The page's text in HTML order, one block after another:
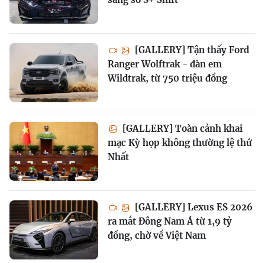
[GALLERY] Tận thấy Ford
Ranger Wolftrak - đàn em
Wildtrak, từ 750 triệu đồng
[GALLERY] Toàn cảnh khai
mạc Kỳ họp không thường lệ thứ
Nhất
[GALLERY] Lexus ES 2026
ra mắt Đông Nam Á từ 1,9 tỷ
đồng, chờ về Việt Nam